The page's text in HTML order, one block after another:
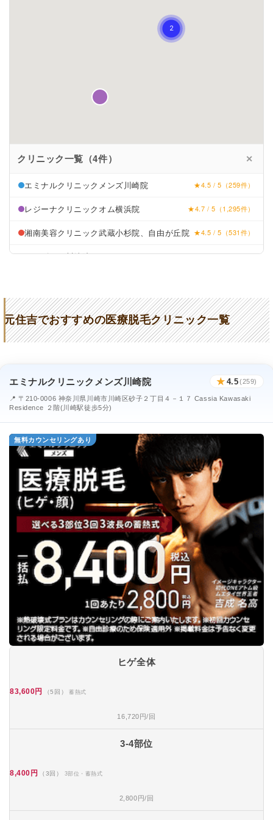
クリニック一覧（4件） ✕
エミナルクリニックメンズ川崎院 ★4.5 / 5（259件）
レジーナクリニックオム横浜院 ★4.7 / 5（1,295件）
湘南美容クリニック武蔵小杉院、自由が丘院 ★4.5 / 5（531件）
メンズリゼ川崎院 ★4.5 / 5（40件）
元住吉でおすすめの医療脱毛クリニック一覧
エミナルクリニックメンズ川崎院 ★ 4.5(259)
📍 〒210-0006 神奈川県川崎市川崎区砂子２丁目４－１７ Cassia Kawasaki
Residence ２階(川崎駅徒歩5分)
無料カウンセリングあり
ヒゲ全体
83,600円 （5回） 蓄熱式
16,720円/回
3-4部位
8,400円 （3回） 3部位・蓄熱式
2,800円/回